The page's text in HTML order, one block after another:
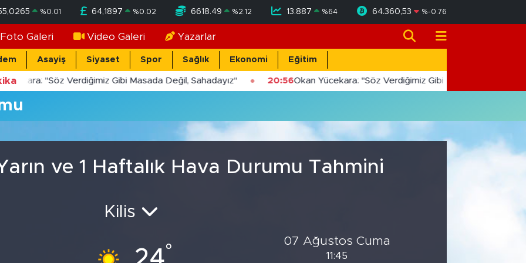
%0.01 64,1897 %0.02 6618.49 %2.12 13.887 %64 64.360,53 %-0.76
Foto Galeri Video Galeri Yazarlar
Asayiş Siyaset Spor Sağlık Ekonomi Eğitim
"Söz Verdiğimiz Gibi Masada Değil, Sahadayız" 20:56Okan Yücekara: "Söz Verdiğimiz Gibi Masada Değil,
ve 1 Haftalık Hava Durumu Tahmini
Kilis
°
07 Ağustos Cuma
11:45